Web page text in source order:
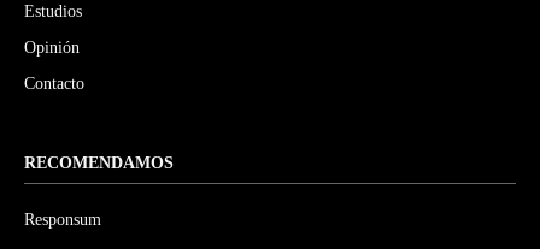
Estudios
Opinión
Contacto
RECOMENDAMOS
Responsum